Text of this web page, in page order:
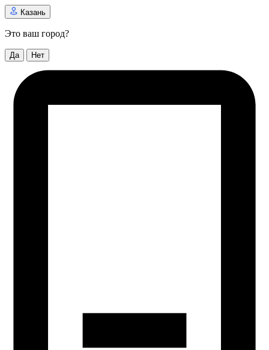
Казань
Это ваш город?
Да Нет